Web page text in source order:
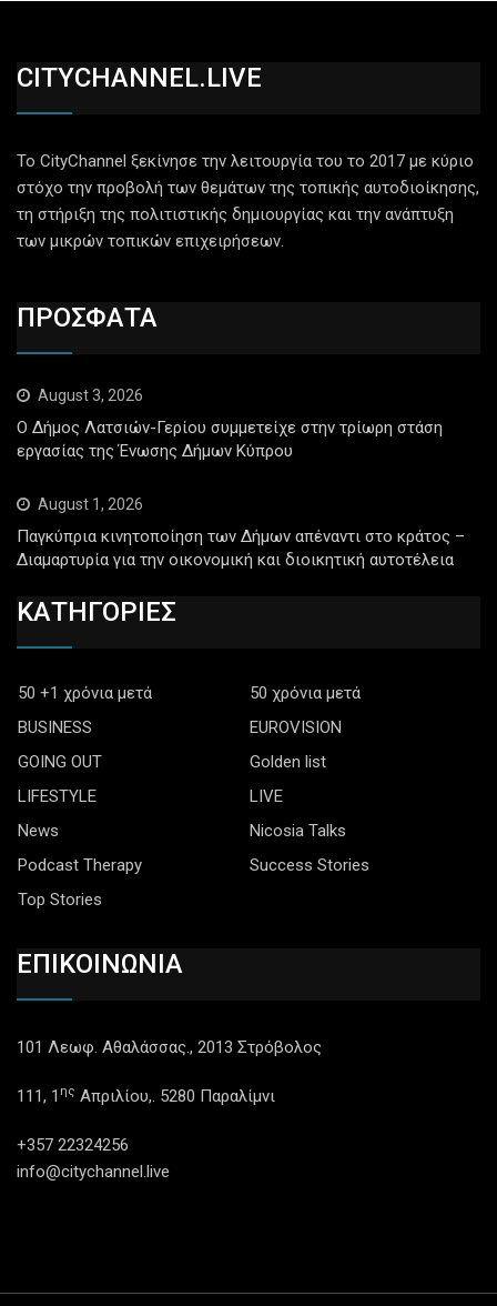
CITYCHANNEL.LIVE
Το CityChannel ξεκίνησε την λειτουργία του το 2017 με κύριο
στόχο την προβολή των θεμάτων της τοπικής αυτοδιοίκησης,
τη στήριξη της πολιτιστικής δημιουργίας και την ανάπτυξη
των μικρών τοπικών επιχειρήσεων.
ΠΡΟΣΦΑΤΑ
August 3, 2026
Ο Δήμος Λατσιών-Γερίου συμμετείχε στην τρίωρη στάση
εργασίας της Ένωσης Δήμων Κύπρου
August 1, 2026
Παγκύπρια κινητοποίηση των Δήμων απέναντι στο κράτος –
Διαμαρτυρία για την οικονομική και διοικητική αυτοτέλεια
ΚΑΤΗΓΟΡΙΕΣ
50 +1 χρόνια μετά
50 χρόνια μετά
BUSINESS
EUROVISION
GOING OUT
Golden list
LIFESTYLE
LIVE
News
Nicosia Talks
Podcast Therapy
Success Stories
Top Stories
ΕΠΙΚΟΙΝΩΝΙΑ
101 Λεωφ. Αθαλάσσας., 2013 Στρόβολος
111, 1 ης Απριλίου,. 5280 Παραλίμνι
+357 22324256
info@citychannel.live